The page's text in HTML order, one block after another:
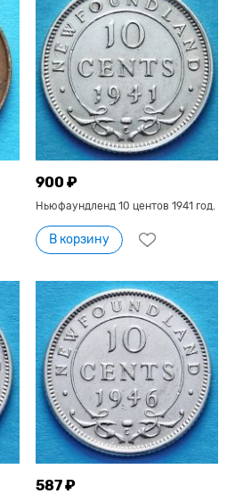
900 ₽
Ньюфаундленд 10 центов 1941 год.
В корзину
587 ₽